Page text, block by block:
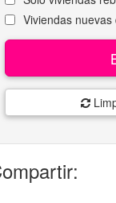
Viviendas nuevas